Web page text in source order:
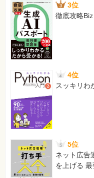
3位
徹底攻略
4位
スッキリわ
5位
ネット広告
を上げる